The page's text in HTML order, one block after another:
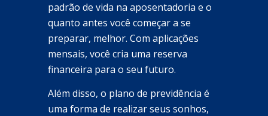
padrão de vida na aposentadoria e o
quanto antes você começar a se
preparar, melhor. Com aplicações
mensais, você cria uma reserva
financeira para o seu futuro.
Além disso, o plano de previdência é
uma forma de realizar seus sonhos,